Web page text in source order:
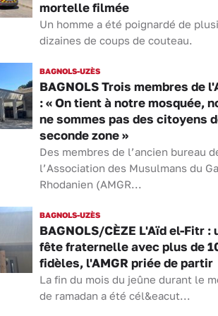
mortelle filmée
Un homme a été poignardé de
dizaines de coups de couteau.
BAGNOLS-UZÈS
BAGNOLS Trois membres de
: « On tient à notre mosquée,
ne sommes pas des citoyens
seconde zone »
Des membres de l’ancien bureau
l’Association des Musulmans du
Rhodanien (AMGR...
BAGNOLS-UZÈS
BAGNOLS/CÈZE L'Aïd el-Fitr :
fête fraternelle avec plus de
fidèles, l'AMGR priée de partir
La fin du mois du jeûne durant le
de ramadan a été cél&eacut...